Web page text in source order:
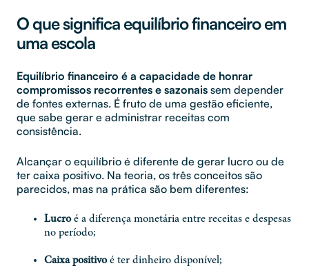
O que significa equilíbrio financeiro em
uma escola
Equilíbrio financeiro é a capacidade de honrar
compromissos recorrentes e sazonais sem depender
de fontes externas. É fruto de uma gestão eficiente,
que sabe gerar e administrar receitas com
consistência.
Alcançar o equilíbrio é diferente de gerar lucro ou de
ter caixa positivo. Na teoria, os três conceitos são
parecidos, mas na prática são bem diferentes:
Lucroé a diferença monetária entre receitas e despesas
no período;
Caixa positivoé ter dinheiro disponível;